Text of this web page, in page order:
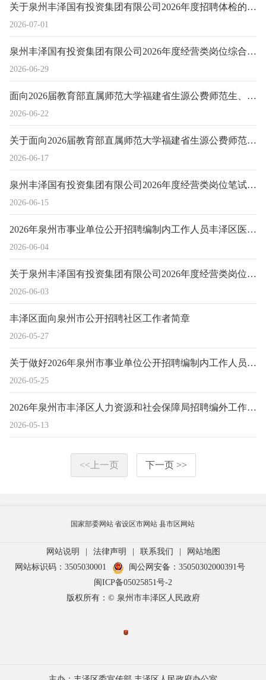
2026-07-01
关于泉州丰泽国有投资集团有限公司2026年度招聘体检的通知
2026-06-29
泉州丰泽国有投资集团有限公司2026年度经营类岗位综合成绩公示
2026-06-22
面向2026届教育部直属师范大学福建省生源公费师范生、2026届福建省内高校泉州生源公费师范生公开招聘编制内新任教师面试成绩公示
2026-06-17
关于面向2026届教育部直属师范大学福建省生源公费师范生、2026届福建省内高校泉州生源公费师范生公开招聘编制内新任教师面试工作的通知
2026-06-15
泉州丰泽国有投资集团有限公司2026年度经营类岗位笔试成绩公示及入围面试前资格复审的通知
2026-06-04
2026年泉州市事业单位公开招聘编制内工作人员丰泽区医疗卫生单位招聘岗位专业测试成绩及综合成绩公示
2026-06-03
关于泉州丰泽国有投资集团有限公司2026年度经营类岗位招聘招商专员资格复审及初试等相关事项的通知
2026-05-27
丰泽区面向泉州市公开招聘社区工作者简章
2026-05-25
关于做好2026年泉州市事业单位公开招聘编制内工作人员丰泽区岗位资格复审有关事项的通告
2026-05-13
2026年泉州市丰泽区人力资源和社会保障局招聘编外工作人员的公告
<<上一页 下一页 >>
国家部委网站省设区市网站 县市区网站
网站说明 | 法律声明 | 联系我们 |
网站地图
网站标识码：3505030001
闽公网安备：35050302000391号
闽ICP备05025851号-2
版权所有：© 泉州市丰泽区人民政府